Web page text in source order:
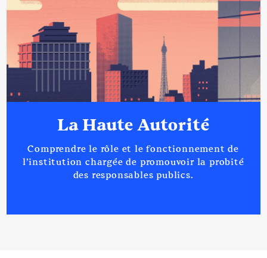
La Haute Autorité
Comprendre le rôle et le fonctionnement de
l’institution chargée de promouvoir la probité
des responsables publics.